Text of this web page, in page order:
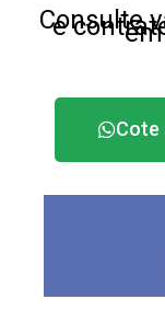
Consulte
e
Cote